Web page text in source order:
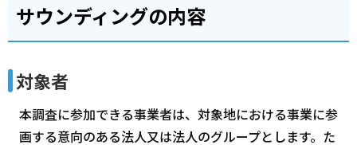
サウンディングの内容
対象者
本調査に参加できる事業者は、対象地における事業に参
画する意向のある法人又は法人のグループとします。た